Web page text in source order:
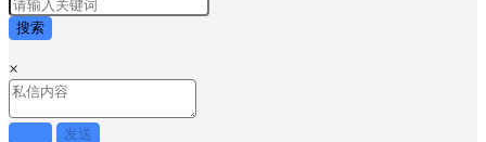
搜索
×
发送